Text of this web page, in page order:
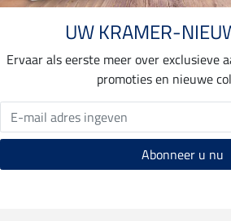
UW KRAMER-
Ervaar als eerste meer over exclusieve
promoties en nieuwe